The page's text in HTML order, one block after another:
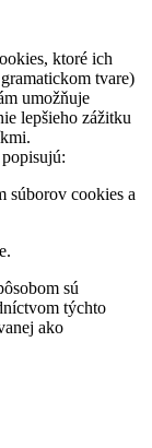
ktoré ich
tvare)
umožňuje
lepšieho zážitku
súborov cookies a
sú
týchto
ako